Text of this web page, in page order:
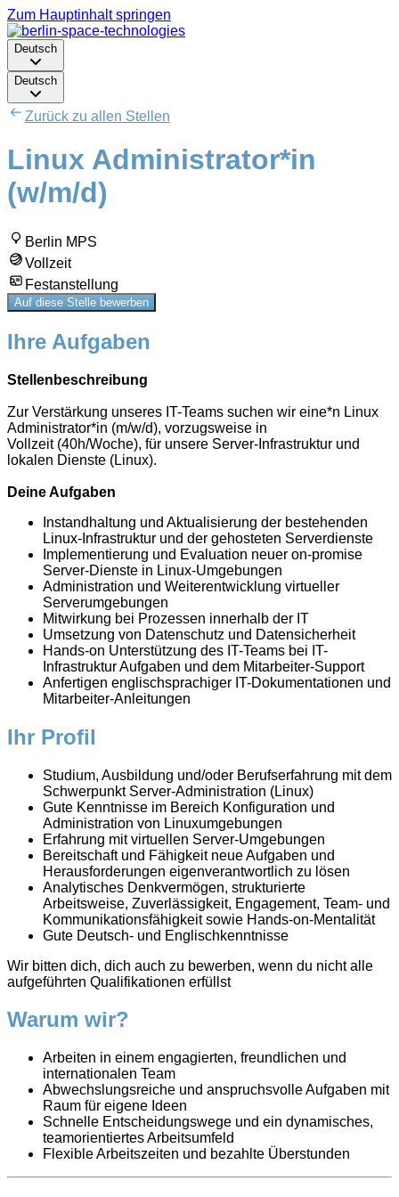
Zum Hauptinhalt springen
Deutsch
Deutsch
Zurück zu allen Stellen
Linux Administrator*in
(w/m/d)
Berlin MPS
Vollzeit
Festanstellung
Auf diese Stelle bewerben
Ihre Aufgaben
Stellenbeschreibung
Zur Verstärkung unseres IT-Teams suchen wir eine*n Linux
Administrator*in (m/w/d), vorzugsweise in
Vollzeit (40h/Woche), für unsere Server-Infrastruktur und
lokalen Dienste (Linux).
Deine Aufgaben
Instandhaltung und Aktualisierung der bestehenden
Linux-Infrastruktur und der gehosteten Serverdienste
Implementierung und Evaluation neuer on-promise
Server-Dienste in Linux-Umgebungen
Administration und Weiterentwicklung virtueller
Serverumgebungen
Mitwirkung bei Prozessen innerhalb der IT
Umsetzung von Datenschutz und Datensicherheit
Hands-on Unterstützung des IT-Teams bei IT-
Infrastruktur Aufgaben und dem Mitarbeiter-Support
Anfertigen englischsprachiger IT-Dokumentationen und
Mitarbeiter-Anleitungen
Ihr Profil
Studium, Ausbildung und/oder Berufserfahrung mit dem
Schwerpunkt Server-Administration (Linux)
Gute Kenntnisse im Bereich Konfiguration und
Administration von Linuxumgebungen
Erfahrung mit virtuellen Server-Umgebungen
Bereitschaft und Fähigkeit neue Aufgaben und
Herausforderungen eigenverantwortlich zu lösen
Analytisches Denkvermögen, strukturierte
Arbeitsweise, Zuverlässigkeit, Engagement, Team- und
Kommunikationsfähigkeit sowie Hands-on-Mentalität
Gute Deutsch- und Englischkenntnisse
Wir bitten dich, dich auch zu bewerben, wenn du nicht alle
aufgeführten Qualifikationen erfüllst
Warum wir?
Arbeiten in einem engagierten, freundlichen und
internationalen Team
Abwechslungsreiche und anspruchsvolle Aufgaben mit
Raum für eigene Ideen
Schnelle Entscheidungswege und ein dynamisches,
teamorientiertes Arbeitsumfeld
Flexible Arbeitszeiten und bezahlte Überstunden